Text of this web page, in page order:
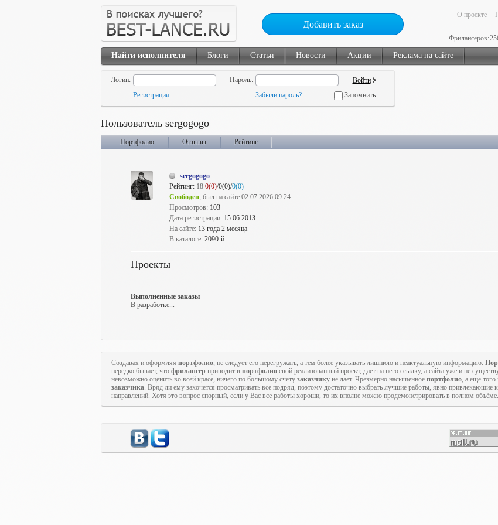
Добавить заказ
О проекте
Фрилансеров:
Найти исполнителя Блоги Статьи Новости Акции Реклама на сайте
Логин:
Пароль:
Регистрация
Забыли пароль? Запомнить
Пользователь sergogogo
Портфолио Отзывы Рейтинг
sergogogo
Рейтинг: 18 0(0)/0(0)/0(0)
Свободен, был на сайте 02.07.2026 09:24
Просмотров: 103
Дата регистрации: 15.06.2013
На сайте: 13 года 2 месяца
В каталоге: 2090-й
Проекты
Выполненные заказы
В разработке...
Создавая и оформляя портфолио, не следует его перегружать, а тем более указывать лишнюю и неактуальную информацию.
нередко бывает, что фрилансер приводит в портфолио свой реализованный проект, дает на него ссылку, а сайта уже и не
невозможно оценить во всей красе, ничего по большому счету заказчику не дает. Чрезмерно насыщенное портфолио, а еще того
заказчика. Вряд ли ему захочется просматривать все подряд, поэтому достаточно выбрать лучшие работы, явно
направлений. Хотя это вопрос спорный, если у Вас все работы хороши, то их вполне можно продемонстрировать в полном объёме.